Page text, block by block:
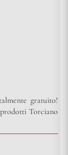
gratuito!
Torciano